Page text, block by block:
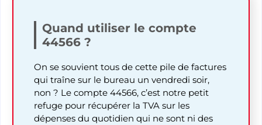
Quand utiliser le compte
44566 ?
On se souvient tous de cette pile de factures
qui traîne sur le bureau un vendredi soir,
non ? Le compte 44566, c’est notre petit
refuge pour récupérer la TVA sur les
dépenses du quotidien qui ne sont ni des